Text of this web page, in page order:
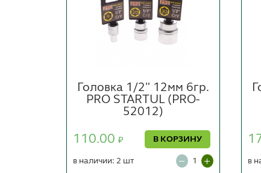
Головка 1/2" 12мм 6гр.
PRO STARTUL (PRO-
52012)
110.00 ₽ В КОРЗИНУ
в наличии: 2 шт в